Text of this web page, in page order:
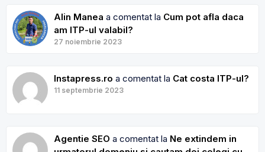
Alin Manea a comentat la Cum pot afla daca
am ITP-ul valabil?
27 noiembrie 2023
Instapress.ro a comentat la Cat costa ITP-ul?
11 septembrie 2023
Agentie SEO a comentat la Ne extindem in